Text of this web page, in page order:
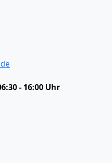
- 16:00 Uhr